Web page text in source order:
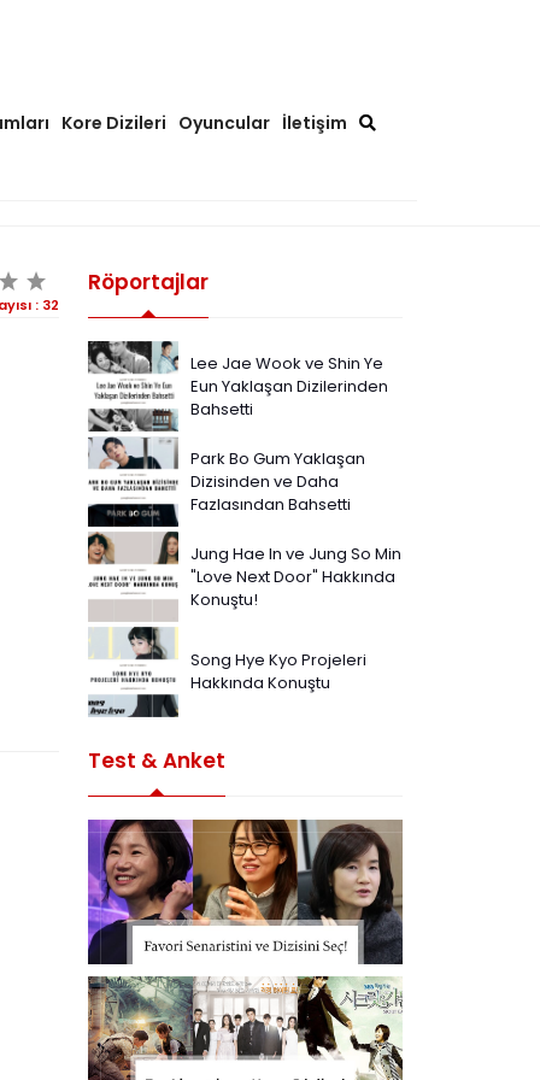
Kore Dizileri Oyuncular İletişim
: 32
Röportajlar
Lee Jae Wook ve Shin Ye
Eun Yaklaşan Dizilerinden
Bahsetti
Park Bo Gum Yaklaşan
Dizisinden ve Daha
Fazlasından Bahsetti
Jung Hae In ve Jung So Min
"Love Next Door" Hakkında
Konuştu!
Song Hye Kyo Projeleri
Hakkında Konuştu
Test & Anket